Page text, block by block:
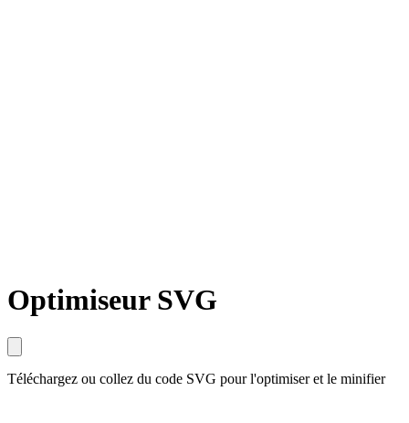
Optimiseur SVG
Téléchargez ou collez du code SVG pour l'optimiser et le minifier